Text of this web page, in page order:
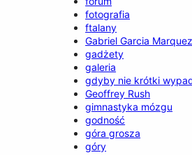
fotografia
ftalany
Gabriel Garcia Marquez
gadżety
galeria
gdyby nie krótki
Geoffrey Rush
gimnastyka mózgu
godność
góra grosza
góry